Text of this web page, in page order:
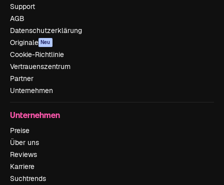
Support
AGB
Datenschutzerklärung
Originale Neu
Cookie-Richtlinie
Vertrauenszentrum
Partner
Unternehmen
Unternehmen
Preise
Über uns
Reviews
Karriere
Suchtrends